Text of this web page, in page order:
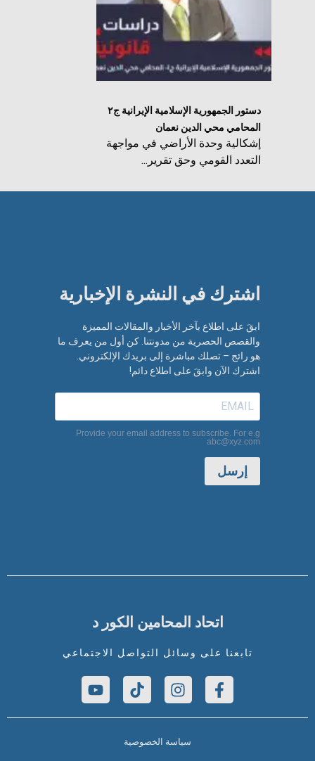
دستور الجمهورية الإسلامية الإيرانية ج٢
المحامي محي الدين نعمان
إشكالية وحدة الأراضي في مواجهة
التعدد القومي وحق تقرير...
اشترك في النشرة الإخبارية​
ابقَ على اطلاع بآخر الأخبار والمقالات المميزة
والقصص الحصرية من مدونتنا. كن أول من يعرف ما
هو رائج – تصلك مباشرة إلى بريدك الإلكتروني.
اشترك الآن وابقَ على اطلاع دائم!
Provide your email address to subscribe. For e.g
abc@xyz.com
إرسل
اتحاد المحامين الكور د
تابعنا على وسائل التواصل الاجتماعي
سياسة الخصوصية